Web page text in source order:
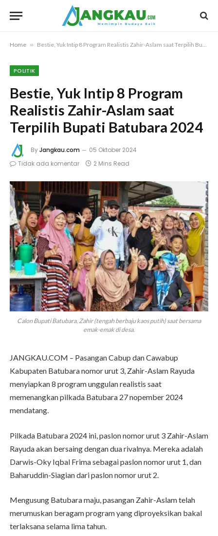
Home » Bestie, Yuk Intip 8 Program Realistis Zahir-Aslam saat Terpilih Bupati Batubara 2024
POLITIK
Bestie, Yuk Intip 8 Program
Realistis Zahir-Aslam saat
Terpilih Bupati Batubara 2024
ByJangkau.com
05 Oktober 2024
Tidak ada komentar
2 Mins Read
Calon Bupati Batubara, Zahir (tengah berbaju kaos putih) saat bersama
emak-emak di desa.
JANGKAU.COM – Pasangan Cabup dan Cawabup
Kabupaten Batubara nomor urut 3, Zahir-Aslam Rayuda
menyiapkan 8 program unggulan realistis saat
memenangkan pilkada Batubara 27 nopember 2024
mendatang.
Pilkada Batubara 2024 ini, paslon nomor urut 3 Zahir-Aslam
Rayuda akan bersaing dengan dua rivalnya. Mereka adalah
Darwis-Oky Iqbal Frima sebagai paslon nomor urut 1, dan
Baharuddin-Siagian dari paslon nomor urut 2.
Mengusung Batubara maju, pasangan Zahir-Aslam telah
merumuskan beragam program yang diproyeksikan bakal
terlaksana selama lima tahun.